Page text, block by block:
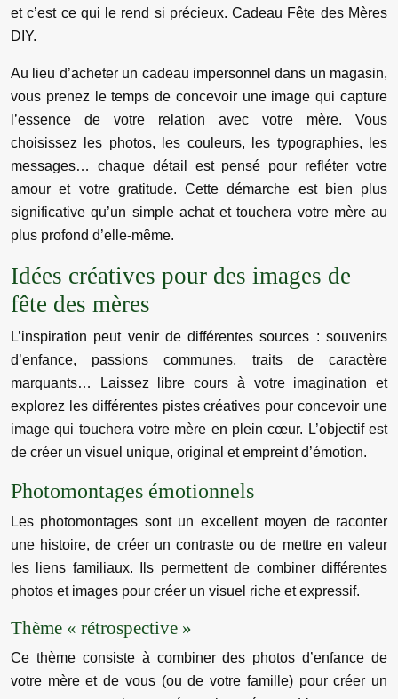
et c’est ce qui le rend si précieux. Cadeau Fête des Mères
DIY.
Au lieu d’acheter un cadeau impersonnel dans un magasin,
vous prenez le temps de concevoir une image qui capture
l’essence de votre relation avec votre mère. Vous
choisissez les photos, les couleurs, les typographies, les
messages… chaque détail est pensé pour refléter votre
amour et votre gratitude. Cette démarche est bien plus
significative qu’un simple achat et touchera votre mère au
plus profond d’elle-même.
Idées créatives pour des images de
fête des mères
L’inspiration peut venir de différentes sources : souvenirs
d’enfance, passions communes, traits de caractère
marquants… Laissez libre cours à votre imagination et
explorez les différentes pistes créatives pour concevoir une
image qui touchera votre mère en plein cœur. L’objectif est
de créer un visuel unique, original et empreint d’émotion.
Photomontages émotionnels
Les photomontages sont un excellent moyen de raconter
une histoire, de créer un contraste ou de mettre en valeur
les liens familiaux. Ils permettent de combiner différentes
photos et images pour créer un visuel riche et expressif.
Thème « rétrospective »
Ce thème consiste à combiner des photos d’enfance de
votre mère et de vous (ou de votre famille) pour créer un